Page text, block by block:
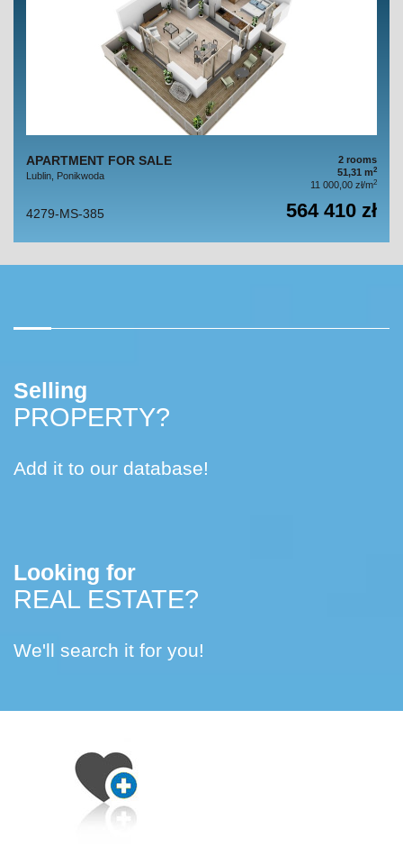
APARTMENT FOR SALE
Lublin, Ponikwoda
2 rooms
51,31 m2
11 000,00 zł/m2
4279-MS-385 564 410 zł
Selling
PROPERTY?
Add it to our database!
Looking for
REAL ESTATE?
We'll search it for you!